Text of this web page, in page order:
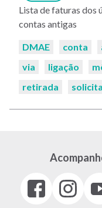
Lista de faturas dos
contas antigas
Palavras-
DMAE conta
via
ligação
retirada
Facebook
(link
Instagram
(link
(link